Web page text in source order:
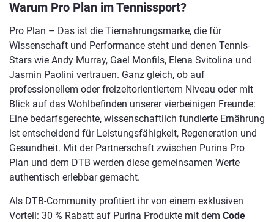
Warum Pro Plan im Tennissport?
Pro Plan – Das ist die Tiernahrungsmarke, die für
Wissenschaft und Performance steht und denen Tennis-
Stars wie Andy Murray, Gael Monfils, Elena Svitolina und
Jasmin Paolini vertrauen. Ganz gleich, ob auf
professionellem oder freizeitorientiertem Niveau oder mit
Blick auf das Wohlbefinden unserer vierbeinigen Freunde:
Eine bedarfsgerechte, wissenschaftlich fundierte Ernährung
ist entscheidend für Leistungsfähigkeit, Regeneration und
Gesundheit. Mit der Partnerschaft zwischen Purina Pro
Plan und dem DTB werden diese gemeinsamen Werte
authentisch erlebbar gemacht.
Als DTB-Community profitiert ihr von einem exklusiven
Vorteil: 30 % Rabatt auf Purina Produkte mit dem Code